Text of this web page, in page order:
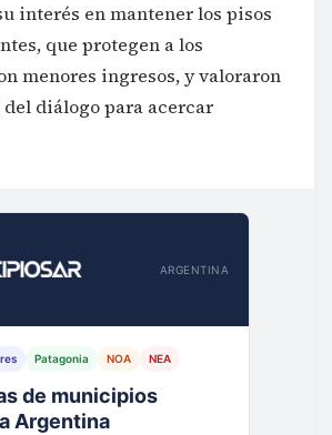
interés en mantener los pisos
que protegen a los
menores ingresos, y valoraron
diálogo para acercar
ARGENTINA
Patagonia NOA NEA
de municipios
Argentina